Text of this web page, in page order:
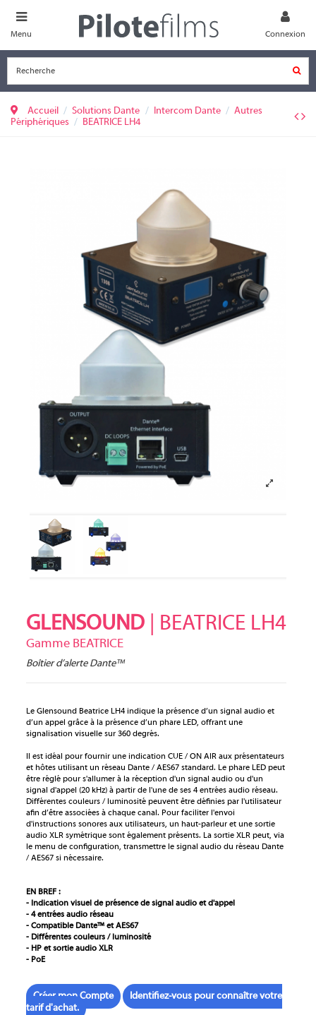
Menu Connexion
Accueil Solutions Dante Intercom Dante
Autres
Périphériques
BEATRICE LH4
GLENSOUND | BEATRICE LH4
Gamme BEATRICE
Boîtier d’alerte Dante™
Le Glensound Beatrice LH4 indique la présence d’un signal audio et
d’un appel grâce à la présence d’un phare LED, offrant une
signalisation visuelle sur 360 degrés.
Il est idéal pour fournir une indication CUE / ON AIR aux présentateurs
et hôtes utilisant un réseau Dante / AES67 standard. Le phare LED peut
être réglé pour s'allumer à la réception d'un signal audio ou d'un
signal d'appel (20 kHz) à partir de l'une de ses 4 entrées audio réseau.
Différentes couleurs / luminosité peuvent être définies par l'utilisateur
afin d’être associées à chaque canal. Pour faciliter l'envoi
d'instructions sonores aux utilisateurs, un haut-parleur et une sortie
audio XLR symétrique sont également présents. La sortie XLR peut, via
le menu de configuration, transmettre le signal audio du réseau Dante
/ AES67 si nécessaire.
EN BREF :
- Indication visuel de présence de signal audio et d'appel
- 4 entrées audio réseau
- Compatible Dante™ et AES67
- Différentes couleurs / luminosité
- HP et sortie audio XLR
- PoE
Créer mon Compte
Identifiez-vous pour connaître votre
tarif d'achat.